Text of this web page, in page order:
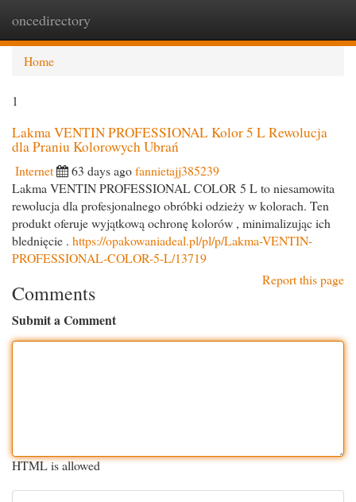
oncedirectory
Home
1
Lakma VENTIN PROFESSIONAL Kolor 5 L Rewolucja
dla Praniu Kolorowych Ubrań
Internet 63 days agofannietajj385239
Lakma VENTIN PROFESSIONAL COLOR 5 L to niesamowita
rewolucja dla profesjonalnego obróbki odzieży w kolorach. Ten
produkt oferuje wyjątkową ochronę kolorów , minimalizując ich
blednięcie . https://opakowaniadeal.pl/pl/p/Lakma-VENTIN-
PROFESSIONAL-COLOR-5-L/13719
Report this page
Comments
Submit a Comment
HTML is allowed